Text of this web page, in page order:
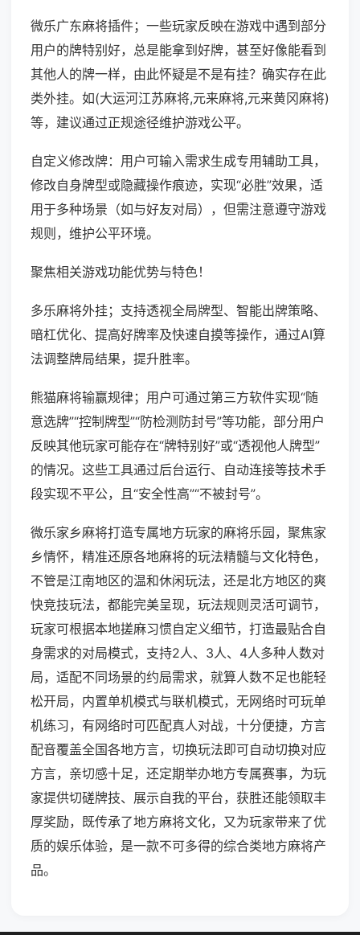
微乐广东麻将插件；一些玩家反映在游戏中遇到部分
用户的牌特别好，总是能拿到好牌，甚至好像能看到
其他人的牌一样，由此怀疑是不是有挂？确实存在此
类外挂。如(大运河江苏麻将,元来麻将,元来黄冈麻将)
等，建议通过正规途径维护游戏公平。
自定义修改牌：用户可输入需求生成专用辅助工具，
修改自身牌型或隐藏操作痕迹，实现“必胜”效果，适
用于多种场景（如与好友对局），但需注意遵守游戏
规则，维护公平环境。
聚焦相关游戏功能优势与特色！
多乐麻将外挂；支持透视全局牌型、智能出牌策略、
暗杠优化、提高好牌率及快速自摸等操作，通过AI算
法调整牌局结果，提升胜率。
熊猫麻将输赢规律；用户可通过第三方软件实现“随
意选牌”“控制牌型”“防检测防封号”等功能，部分用户
反映其他玩家可能存在“牌特别好”或“透视他人牌型”
的情况。这些工具通过后台运行、自动连接等技术手
段实现不平公，且“安全性高”“不被封号”。
微乐家乡麻将打造专属地方玩家的麻将乐园，聚焦家
乡情怀，精准还原各地麻将的玩法精髓与文化特色，
不管是江南地区的温和休闲玩法，还是北方地区的爽
快竞技玩法，都能完美呈现，玩法规则灵活可调节，
玩家可根据本地搓麻习惯自定义细节，打造最贴合自
身需求的对局模式，支持2人、3人、4人多种人数对
局，适配不同场景的约局需求，就算人数不足也能轻
松开局，内置单机模式与联机模式，无网络时可玩单
机练习，有网络时可匹配真人对战，十分便捷，方言
配音覆盖全国各地方言，切换玩法即可自动切换对应
方言，亲切感十足，还定期举办地方专属赛事，为玩
家提供切磋牌技、展示自我的平台，获胜还能领取丰
厚奖励，既传承了地方麻将文化，又为玩家带来了优
质的娱乐体验，是一款不可多得的综合类地方麻将产
品。